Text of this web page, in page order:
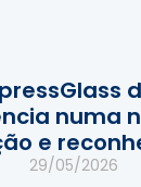
numa
e
29/05/2026